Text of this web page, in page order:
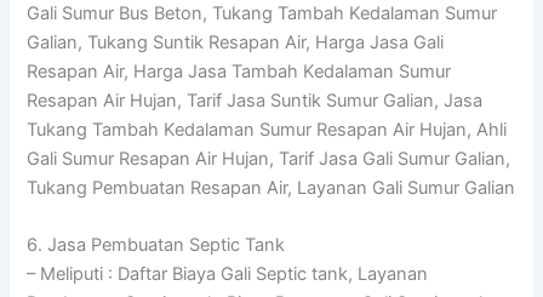
Gali Sumur Bus Beton, Tukang Tambah Kedalaman Sumur
Galian, Tukang Suntik Resapan Air, Harga Jasa Gali
Resapan Air, Harga Jasa Tambah Kedalaman Sumur
Resapan Air Hujan, Tarif Jasa Suntik Sumur Galian, Jasa
Tukang Tambah Kedalaman Sumur Resapan Air Hujan, Ahli
Gali Sumur Resapan Air Hujan, Tarif Jasa Gali Sumur Galian,
Tukang Pembuatan Resapan Air, Layanan Gali Sumur Galian
6. Jasa Pembuatan Septic Tank
– Meliputi : Daftar Biaya Gali Septic tank, Layanan